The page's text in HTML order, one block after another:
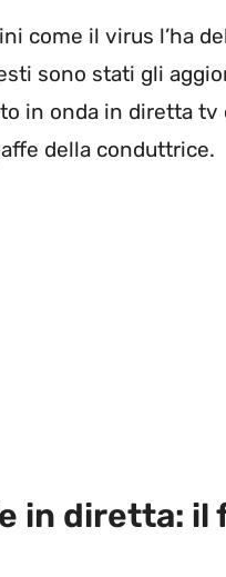
come il virus l’ha
sono stati gli
in onda in diretta tv
della conduttrice.
in diretta: il